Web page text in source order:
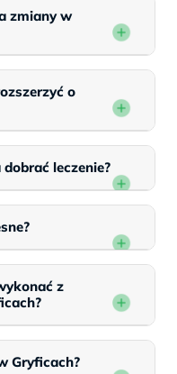
zmiany w
o
leczenie?
z
Gryficach?